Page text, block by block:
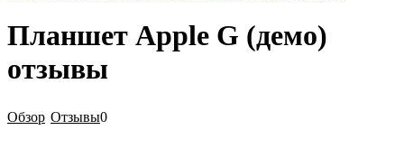
Планшет Apple G (демо)
отзывы
Обзор Отзывы0